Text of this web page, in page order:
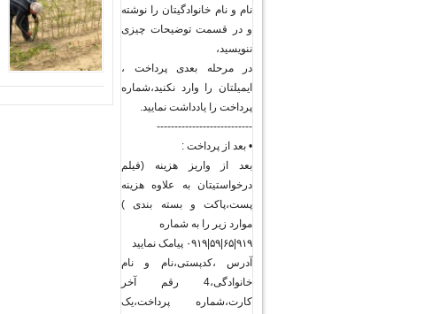
گیاهان
نام و نام خانوادگیتان را نوشته
و در قسمت توضیحات چیزی
ننویسید،
در مرحله بعدی پرداخت ،
ایمیلتان را وارد نکنید،شماره
پرداخت را یادداشت نمایید.
---------------------------
• بعد از پرداخت :
بعد از واریز هزینه (فیلم
درخواستیتان به علاوه هزینه
پست،پاکت و بسته بندی )
موارد زیر را به شماره
۹۱۹|۶۵|۵۹|۰۹۱۹ پیامک نمایید
آدرس ،کدپستی،نام و نام
خانوادگی،4 رقم آخر
کارت،شماره پرداخت،یک